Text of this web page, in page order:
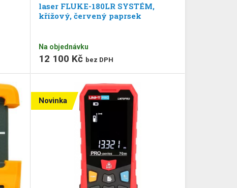
laser FLUKE-180LR SYSTÉM,
křížový, červený paprsek
Na objednávku
12 100 Kč bez DPH
Novinka